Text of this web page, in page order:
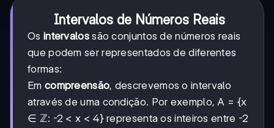
Intervalos de Números Reais
Os intervalossão conjuntos de números reais
que podem ser representados de diferentes
formas:
Em compreensão, descrevemos o intervalo
através de uma condição. Por exemplo, A = {x
∈ ℤ: -2 < x < 4} representa os inteiros entre -2